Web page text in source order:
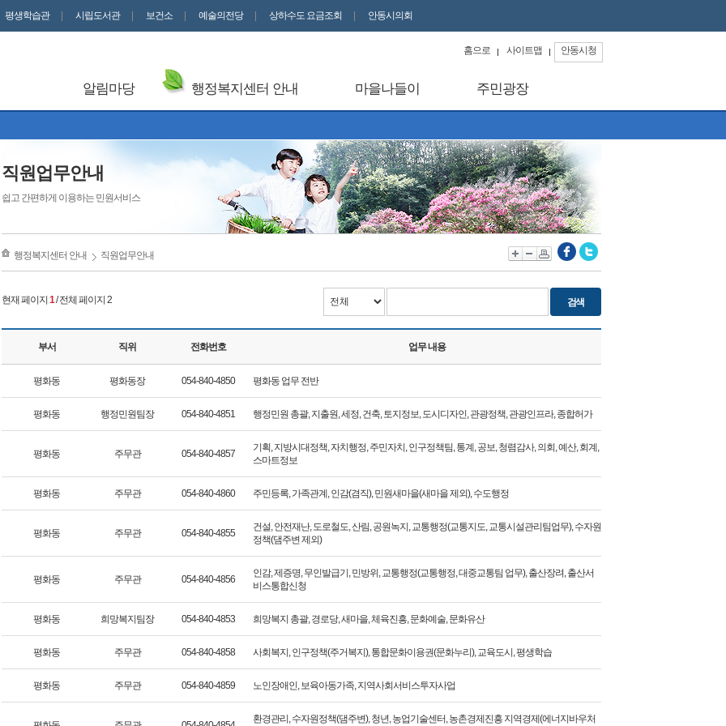
평생학습관 시립도서관 보건소 예술의전당 상하수도 요금조회 안동시의회
홈으로 사이트맵 안동시청
알림마당 행정복지센터 안내 마을나들이 주민광장
직원업무안내
쉽고 간편하게 이용하는 민원서비스
행정복지센터 안내 직원업무안내
현재 페이지 1/ 전체 페이지 2
부서 직위 전화번호 업무 내용
평화동 평화동장 054-840-4850 평화동 업무 전반
평화동 행정민원팀장 054-840-4851 행정민원 총괄, 지출원, 세정, 건축, 토지정보, 도시디자인, 관광정책, 관광인프라, 종합허가
평화동 주무관 054-840-4857
기획, 지방시대정책, 자치행정, 주민자치, 인구정책팀, 통계, 공보, 청렴감사, 의회, 예산, 회계,
스마트정보
평화동 주무관 054-840-4860 주민등록, 가족관계, 인감(겸직), 민원새마을(새마을 제외), 수도행정
평화동 주무관 054-840-4855
건설, 안전재난, 도로철도, 산림, 공원녹지, 교통행정(교통지도, 교통시설관리팀업무), 수자원
정책(댐주변 제외)
평화동 주무관 054-840-4856
인감, 제증명, 무인발급기, 민방위, 교통행정(교통행정, 대중교통팀 업무), 출산장려, 출산서
비스통합신청
평화동 희망복지팀장 054-840-4853 희망복지 총괄, 경로당, 새마을, 체육진흥, 문화예술, 문화유산
평화동 주무관 054-840-4858 사회복지, 인구정책(주거복지), 통합문화이용권(문화누리), 교육도시, 평생학습
평화동 주무관 054-840-4859 노인장애인, 보육아동가족, 지역사회서비스투자사업
환경관리, 수자원정책(댐주변), 청년, 농업기술센터, 농촌경제진흥 지역경제(에너지바우처